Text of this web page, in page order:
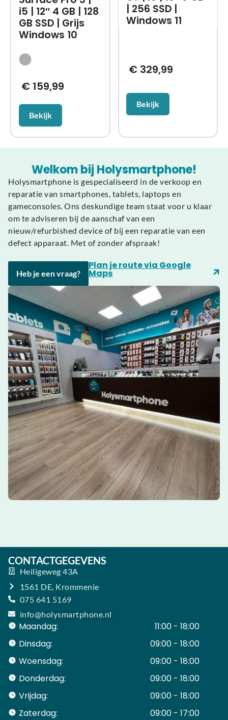
i5 | 12″ 4 GB | 128
GB SSD | Grijs
Windows 10
€159,99
Bekijk
| 256 SSD |
Windows 11
€ 329,99
Bekijk
Welkom bij Holysmartphone!
Holysmartphone is gespecialiseerd in de verkoop en
reparatie van smartphones, tablets, laptops en
gameconsoles. Ons deskundige team staat voor u klaar
om te adviseren bij de aanschaf van een
nieuw/refurbished device of bij een reparatie van een
defect apparaat. Met of zonder afspraak!
Heb je een vraag?
Plan je route via Google
Maps
CONTACTGEGEVENS
Heiligeweg 43A
1561 DE, Krommenie
075 641 5169
info@holysmartphone.nl
Maandag:
11:00 - 18:00
Dinsdag:
09:00 - 18:00
Woensdag:
09:00 - 18:00
Donderdag:
09:00 - 18:00
Vrijdag:
09:00 - 18:00
Zaterdag:
09:00 - 17:00